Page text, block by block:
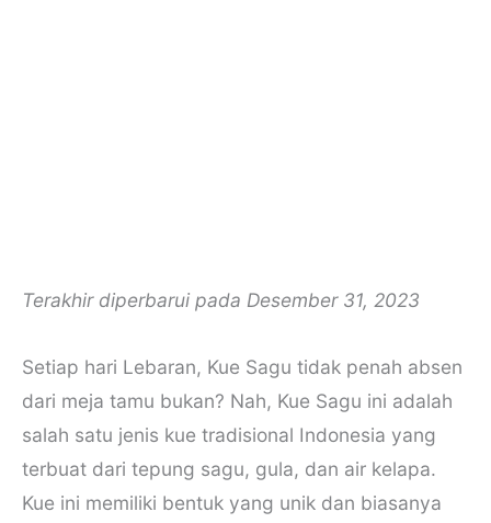
Terakhir diperbarui pada Desember 31, 2023
Setiap hari Lebaran, Kue Sagu tidak penah absen
dari meja tamu bukan? Nah, Kue Sagu ini adalah
salah satu jenis kue tradisional Indonesia yang
terbuat dari tepung sagu, gula, dan air kelapa.
Kue ini memiliki bentuk yang unik dan biasanya